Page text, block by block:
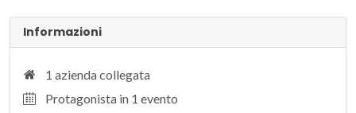
Informazioni
1 azienda collegata
Protagonista in 1 evento